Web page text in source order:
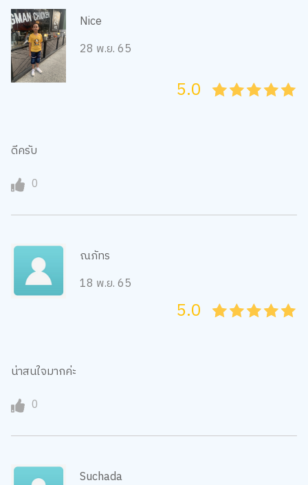
Nice
28 พ.ย. 65
45
4
35
3
25
2
15
1
05
5.0
ดีครับ
0
ณภัทร
18 พ.ย. 65
45
4
35
3
25
2
15
1
05
5.0
น่าสนใจมากค่ะ
0
Suchada